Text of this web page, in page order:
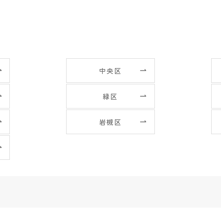
中央区
緑区
岩槻区